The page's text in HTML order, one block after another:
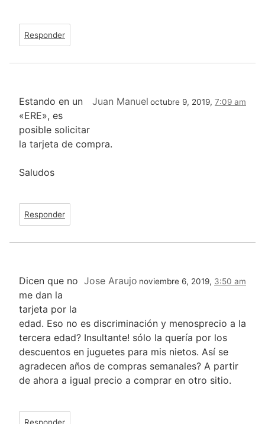
Responder
Juan Manuel octubre 9, 2019, 7:09 am
Estando en un
«ERE», es
posible solicitar
la tarjeta de compra.
Saludos
Responder
Jose Araujo noviembre 6, 2019, 3:50 am
Dicen que no
me dan la
tarjeta por la
edad. Eso no es discriminación y menosprecio a la
tercera edad? Insultante! sólo la quería por los
descuentos en juguetes para mis nietos. Así se
agradecen años de compras semanales? A partir
de ahora a igual precio a comprar en otro sitio.